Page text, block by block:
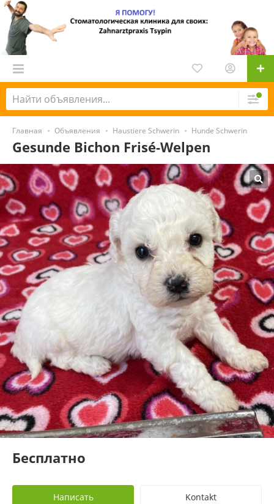
Главная Объявления Haustiere Schwerin Hunde Schwerin
Gesunde Bichon Frisé-Welpen
Бесплатно
Написать Kontakt